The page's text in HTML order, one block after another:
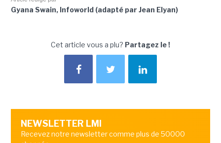
Gyana Swain, Infoworld (adapté par Jean Elyan)
Cet article vous a plu? Partagez le !
NEWSLETTER LMI
Recevez notre newsletter comme plus de 50000